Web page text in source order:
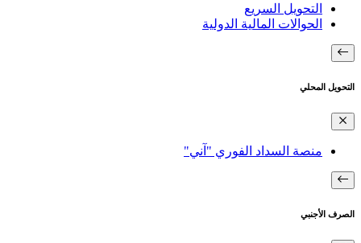
التحويل السريع
الحوالات المالية الدولية
التحويل المحلي
منصة السداد الفوري "آني"
الصرف الأجنبي